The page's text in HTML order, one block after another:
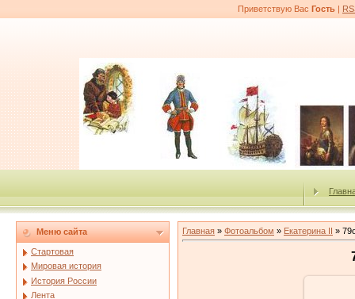
Приветствую Вас Гость |
Меню сайта
Стартовая
Мировая история
История России
Лента
Главная » Фотоальбом » Екатерина II »